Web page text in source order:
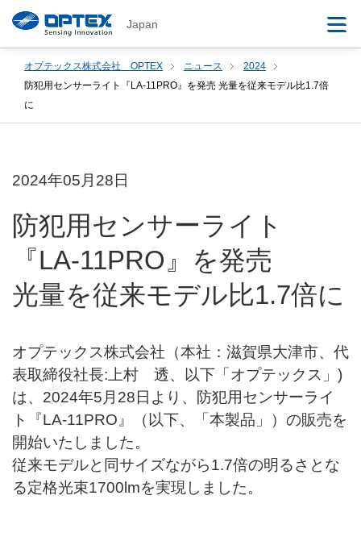
Japan
オプテックス株式会社 OPTEX ニュース
2024
防犯用センサーライト『LA-11PRO』を発売 光量を従来モデル比1.7倍
に
2024年05月28日
防犯用センサーライト
『LA-11PRO』を発売
光量を従来モデル比1.7倍に
オプテックス株式会社（本社：滋賀県大津市、代
表取締役社長:上村 透、以下「オプテックス」)
は、2024年5月28日より、防犯用センサーライ
ト『LA-11PRO』（以下、「本製品」）の販売を
開始いたしました。
従来モデルと同サイズながら1.7倍の明るさとな
る定格光束1700lmを実現しました。